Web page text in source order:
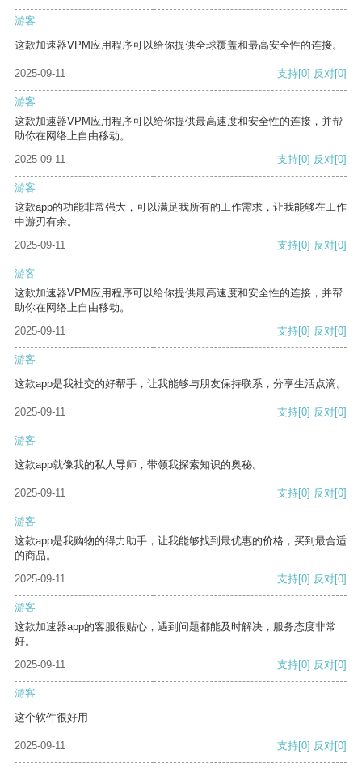
游客
这款加速器VPM应用程序可以给你提供全球覆盖和最高安全性的连接。
2025-09-11 支持[0] 反对[0]
游客
这款加速器VPM应用程序可以给你提供最高速度和安全性的连接，并帮
助你在网络上自由移动。
2025-09-11
支持[0] 反对[0]
游客
这款app的功能非常强大，可以满足我所有的工作需求，让我能够在工作
中游刃有余。
2025-09-11
支持[0] 反对[0]
游客
这款加速器VPM应用程序可以给你提供最高速度和安全性的连接，并帮
助你在网络上自由移动。
2025-09-11
支持[0] 反对[0]
游客
这款app是我社交的好帮手，让我能够与朋友保持联系，分享生活点滴。
2025-09-11 支持[0] 反对[0]
游客
这款app就像我的私人导师，带领我探索知识的奥秘。
2025-09-11 支持[0] 反对[0]
游客
这款app是我购物的得力助手，让我能够找到最优惠的价格，买到最合适
的商品。
2025-09-11
支持[0] 反对[0]
游客
这款加速器app的客服很贴心，遇到问题都能及时解决，服务态度非常
好。
2025-09-11
支持[0] 反对[0]
游客
这个软件很好用
2025-09-11 支持[0] 反对[0]